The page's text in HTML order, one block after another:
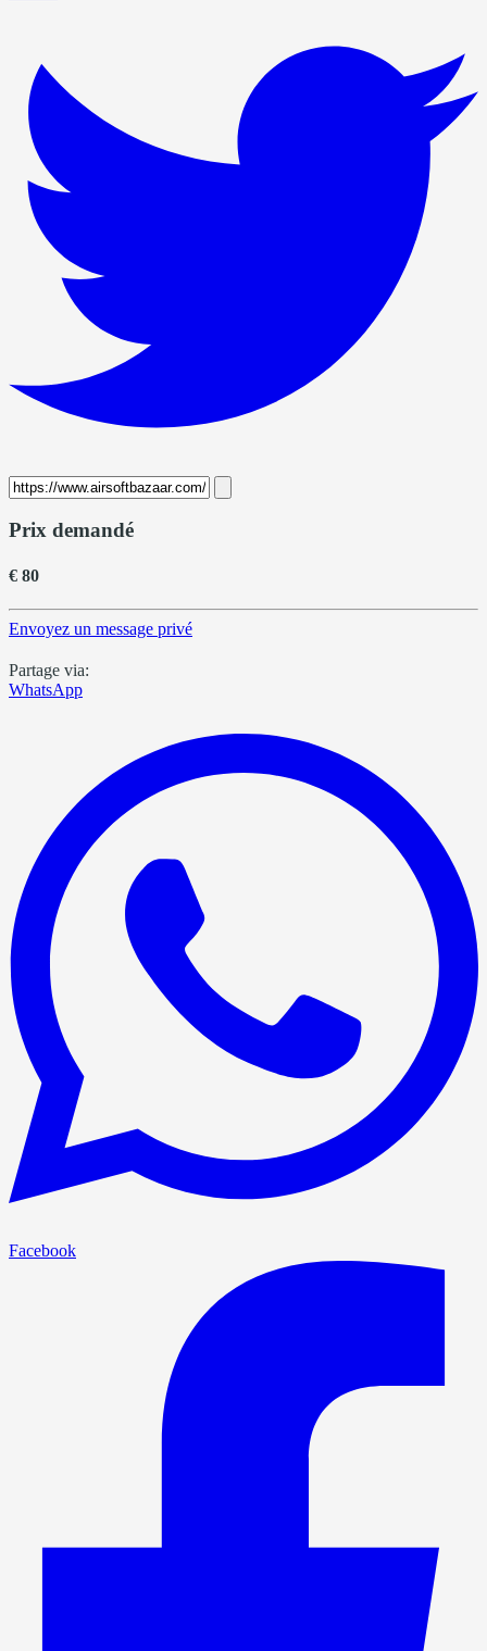
Prix demandé
€ 80
Envoyez un message privé
Partage via:
WhatsApp
Facebook